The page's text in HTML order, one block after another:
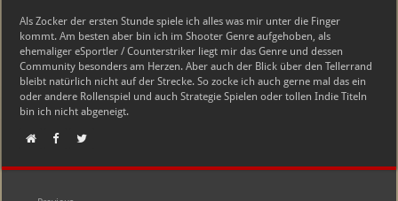
Als Zocker der ersten Stunde spiele ich alles was mir unter die Finger
kommt. Am besten aber bin ich im Shooter Genre aufgehoben, als
ehemaliger eSportler / Counterstriker liegt mir das Genre und dessen
Community besonders am Herzen. Aber auch der Blick über den Tellerrand
bleibt natürlich nicht auf der Strecke. So zocke ich auch gerne mal das ein
oder andere Rollenspiel und auch Strategie Spielen oder tollen Indie Titeln
bin ich nicht abgeneigt.